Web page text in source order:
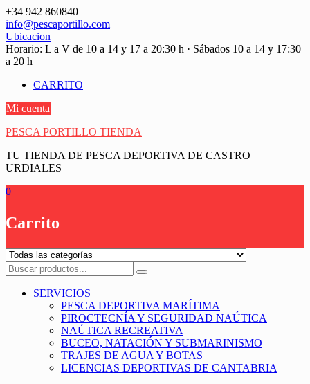
Saltar
contenido
+34 942 860840
info@pescaportillo.com
Ubicacion
Horario: L a V de 10 a 14 y 17 a 20:30 h · Sábados 10 a 14 y 17:30
a 20 h
CARRITO
Mi cuenta
PESCA PORTILLO TIENDA
TU TIENDA DE PESCA DEPORTIVA DE CASTRO
URDIALES
0
Carrito
SERVICIOS
PESCA DEPORTIVA MARÍTIMA
PIROCTECNÍA Y SEGURIDAD NAÚTICA
NAÚTICA RECREATIVA
BUCEO, NATACIÓN Y SUBMARINISMO
TRAJES DE AGUA Y BOTAS
LICENCIAS DEPORTIVAS DE CANTABRIA